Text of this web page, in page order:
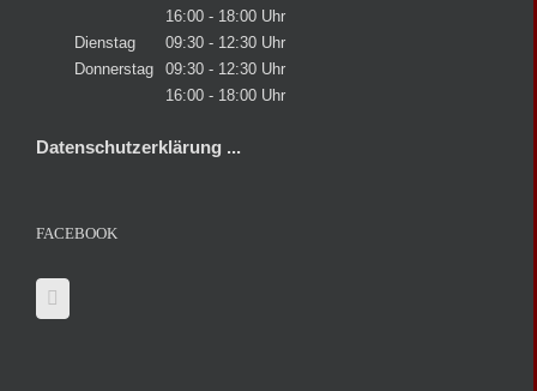
16:00 - 18:00 Uhr
Dienstag
09:30 - 12:30 Uhr
Donnerstag
09:30 - 12:30 Uhr
16:00 - 18:00 Uhr
Datenschutzerklärung ...
FACEBOOK